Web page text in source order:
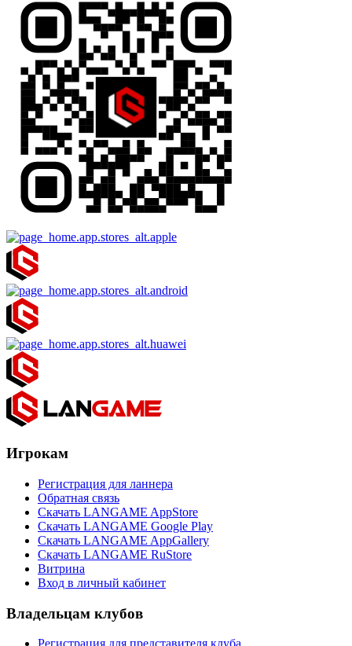
Игрокам
Регистрация для ланнера
Обратная связь
Скачать LANGAME AppStore
Скачать LANGAME Google Play
Скачать LANGAME AppGallery
Скачать LANGAME RuStore
Витрина
Вход в личный кабинет
Владельцам клубов